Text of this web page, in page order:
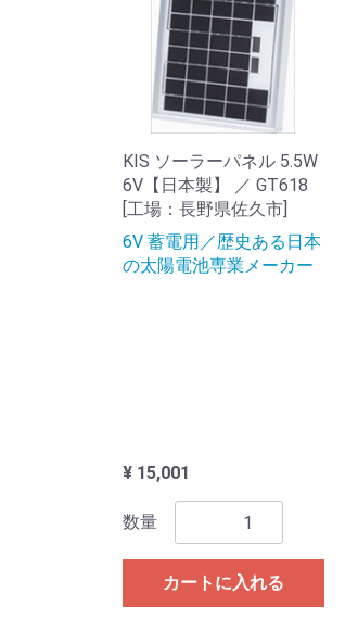
KIS ソーラーパネル 5.5W
6V【日本製】 ／ GT618
[工場：長野県佐久市]
6V 蓄電用／歴史ある日本
の太陽電池専業メーカー
¥ 15,001
数量
カートに入れる